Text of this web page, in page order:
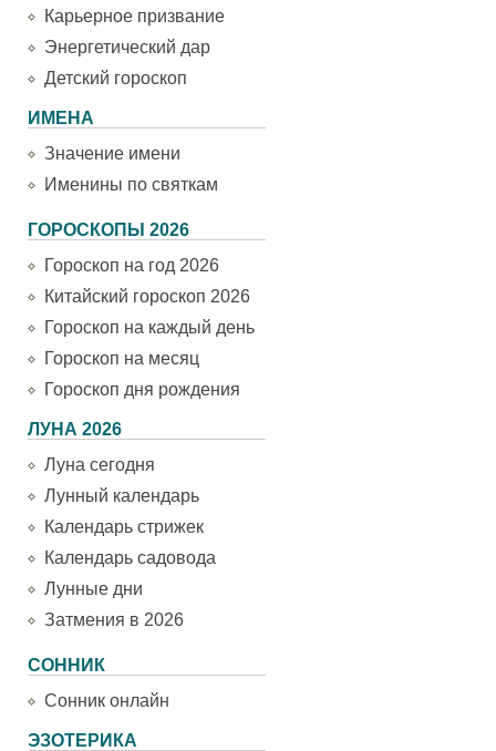
Карьерное призвание
Энергетический дар
Детский гороскоп
ИМЕНА
Значение имени
Именины по святкам
ГОРОСКОПЫ 2026
Гороскоп на год 2026
Китайский гороскоп 2026
Гороскоп на каждый день
Гороскоп на месяц
Гороскоп дня рождения
ЛУНА 2026
Луна сегодня
Лунный календарь
Календарь стрижек
Календарь садовода
Лунные дни
Затмения в 2026
СОННИК
Сонник онлайн
ЭЗОТЕРИКА